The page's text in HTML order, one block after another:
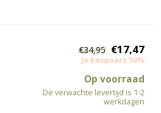
€34,95 €17,47
Je bespaart 50%
Op voorraad
De verwachte levertijd is 1-2
werkdagen